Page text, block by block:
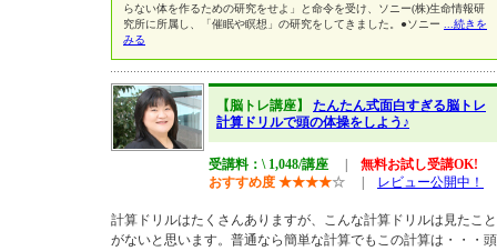
らない体を作るための研究をせよ」と命令を受け、ソニー(株)生命情報研
究所に所属し、「催眠や瞑想」の研究をしてきました。●ソニー
...続きを
みる
【脳トレ講座】 たんたん式面白すぎる脳トレ
計算ドリルで頭の体操をしよう♪
受講料：\ 1,048/講座
無料お試し受講OK!
おすすめ度 ★★★★☆ レビュー公開中！
計算ドリルはたくさんありますが、こんな計算ドリルは見たこと
がないと思います。普通なら簡単な計算でもこの計算は・・・頭